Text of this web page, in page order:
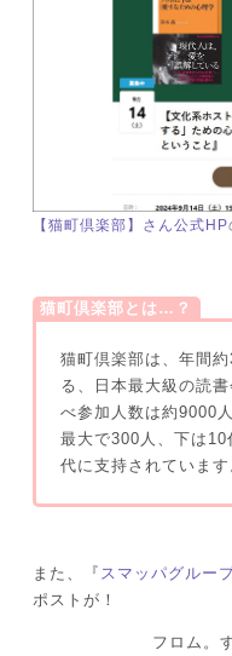
【猫町倶楽部】さん公式HP
猫町倶楽部とは…？
猫町倶楽部は、年間
る、日本最大級の読
べ参加人数は約9000
最大で300人、下は
代に支持されています
また、『 スマッパグルー
ポストが！
フロム。